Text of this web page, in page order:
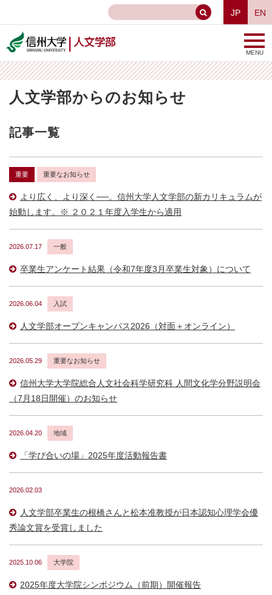
JP EN
MENU
人文学部からのお知らせ
記事一覧
重要 重要なお知らせ
より広く、より深く──。信州大学人文学部の新カリキュラムが
始動します。※ ２０２１年度入学生から適用
2026.07.17 一般
卒業生アンケート結果（令和7年度3月卒業生対象）について
2026.06.04 入試
人文学部オープンキャンパス2026（対面＋オンライン）
2026.05.29 重要なお知らせ
信州大学大学院総合人文社会科学研究科 人間文化学分野説明会
（7月18日開催）のお知らせ
2026.04.20 地域
「学び合いの場」2025年度活動報告書
2026.02.03
人文学部卒業生の根橋さんと松本准教授が日本認知心理学会優
秀論文賞を受賞しました
2025.10.06 大学院
2025年度大学院シンポジウム（前期）開催報告